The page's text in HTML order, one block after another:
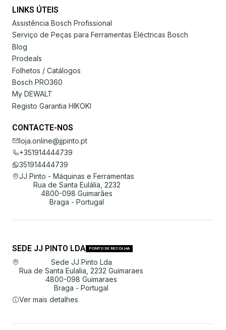
LINKS ÚTEIS
Assistência Bosch Profissional
Serviço de Peças para Ferramentas Eléctricas Bosch
Blog
Prodeals
Folhetos / Catálogos
Bosch PRO360
My DEWALT
Registo Garantia HIKOKI
CONTACTE-NOS
loja.online@jjpinto.pt
+351914444739
351914444739
JJ Pinto - Máquinas e Ferramentas
Rua de Santa Eulália, 2232
4800-098 Guimarães
Braga - Portugal
SEDE JJ PINTO LDA PONTO DE RECOLHA
Sede JJ Pinto Lda
Rua de Santa Eulalia, 2232 Guimaraes
4800-098 Guimaraes
Braga - Portugal
Ver mais detalhes